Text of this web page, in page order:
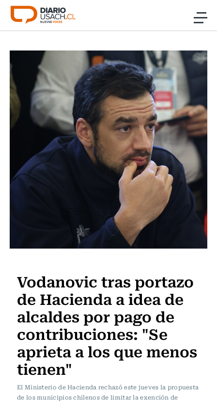
Click acá para ir directamente al contenido
Investigación
Cultura
Programas Radio y TV Usach
Vodanovic tras portazo
de Hacienda a idea de
alcaldes por pago de
contribuciones: "Se
aprieta a los que menos
tienen"
El Ministerio de Hacienda rechazó este jueves la propuesta
de los municipios chilenos de limitar la exención de